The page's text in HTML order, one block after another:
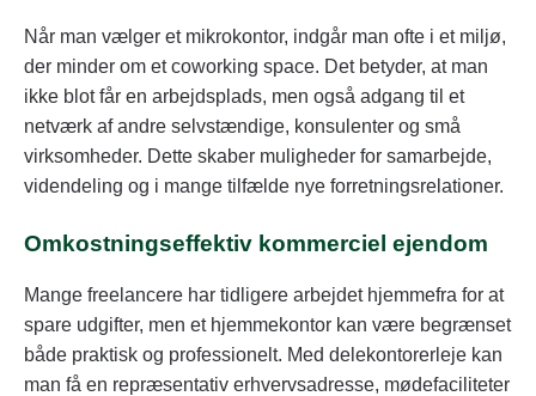
Når man vælger et mikrokontor, indgår man ofte i et miljø,
der minder om et coworking space. Det betyder, at man
ikke blot får en arbejdsplads, men også adgang til et
netværk af andre selvstændige, konsulenter og små
virksomheder. Dette skaber muligheder for samarbejde,
videndeling og i mange tilfælde nye forretningsrelationer.
Omkostningseffektiv kommerciel ejendom
Mange freelancere har tidligere arbejdet hjemmefra for at
spare udgifter, men et hjemmekontor kan være begrænset
både praktisk og professionelt. Med delekontorerleje kan
man få en repræsentativ erhvervsadresse, mødefaciliteter